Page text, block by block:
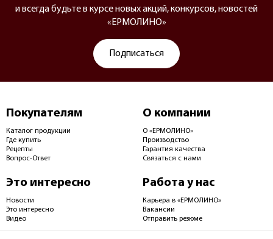
и всегда будьте в курсе новых акций, конкурсов, новостей
«ЕРМОЛИНО»
Подписаться
Покупателям
Каталог продукции
Где купить
Рецепты
Вопрос-Ответ
О компании
О «ЕРМОЛИНО»
Производство
Гарантия качества
Связаться с нами
Это интересно
Новости
Это интересно
Видео
Работа у нас
Карьера в «ЕРМОЛИНО»
Вакансии
Отправить резюме